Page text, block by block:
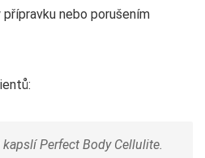
nebo porušením
Perfect Body Cellulite.